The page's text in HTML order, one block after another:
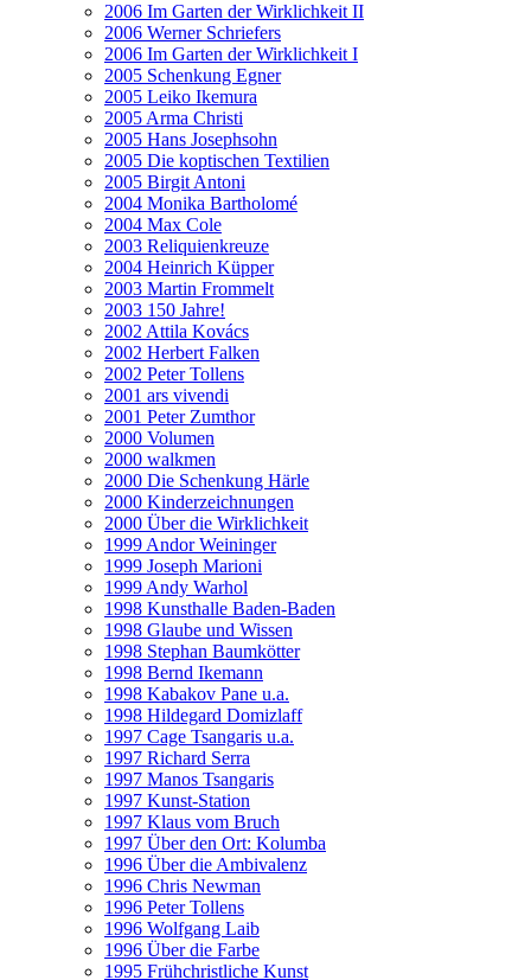
2006 Im Garten der Wirklichkeit II
2006 Werner Schriefers
2006 Im Garten der Wirklichkeit I
2005 Schenkung Egner
2005 Leiko Ikemura
2005 Arma Christi
2005 Hans Josephsohn
2005 Die koptischen Textilien
2005 Birgit Antoni
2004 Monika Bartholomé
2004 Max Cole
2003 Reliquienkreuze
2004 Heinrich Küpper
2003 Martin Frommelt
2003 150 Jahre!
2002 Attila Kovács
2002 Herbert Falken
2002 Peter Tollens
2001 ars vivendi
2001 Peter Zumthor
2000 Volumen
2000 walkmen
2000 Die Schenkung Härle
2000 Kinderzeichnungen
2000 Über die Wirklichkeit
1999 Andor Weininger
1999 Joseph Marioni
1999 Andy Warhol
1998 Kunsthalle Baden-Baden
1998 Glaube und Wissen
1998 Stephan Baumkötter
1998 Bernd Ikemann
1998 Kabakov Pane u.a.
1998 Hildegard Domizlaff
1997 Cage Tsangaris u.a.
1997 Richard Serra
1997 Manos Tsangaris
1997 Kunst-Station
1997 Klaus vom Bruch
1997 Über den Ort: Kolumba
1996 Über die Ambivalenz
1996 Chris Newman
1996 Peter Tollens
1996 Wolfgang Laib
1996 Über die Farbe
1995 Frühchristliche Kunst